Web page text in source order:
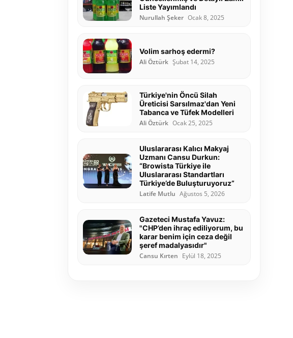
Liste Yayımlandı
Nurullah Şeker Ocak 8, 2025
Volim sarhoş edermi?
Ali Öztürk Şubat 14, 2025
Türkiye'nin Öncü Silah
Üreticisi Sarsılmaz'dan Yeni
Tabanca ve Tüfek Modelleri
Ali Öztürk Ocak 25, 2025
Uluslararası Kalıcı Makyaj
Uzmanı Cansu Durkun:
“Browista Türkiye ile
Uluslararası Standartları
Türkiye’de Buluşturuyoruz”
Latife Mutlu Ağustos 5, 2026
Gazeteci Mustafa Yavuz:
"CHP’den ihraç ediliyorum, bu
karar benim için ceza değil
şeref madalyasıdır"
Cansu Kırten Eylül 18, 2025